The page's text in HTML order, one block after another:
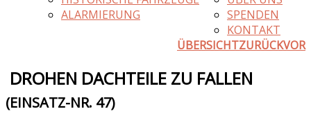
ALARMIERUNG
SPENDEN
KONTAKT
ÜBERSICHTZURÜCKVOR
DROHEN DACHTEILE ZU FALLEN
(EINSATZ-NR. 47)